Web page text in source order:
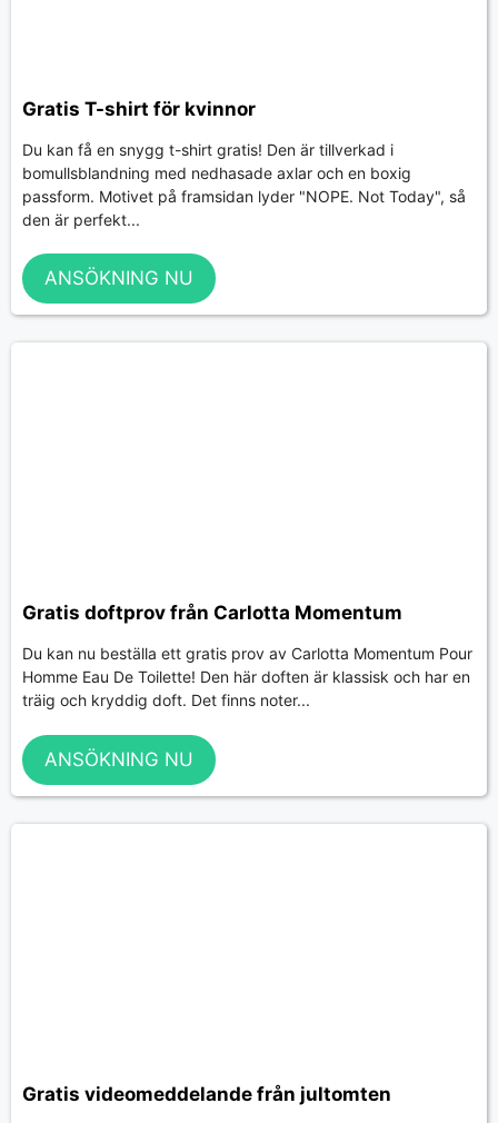
Gratis T-shirt för kvinnor
Du kan få en snygg t-shirt gratis! Den är tillverkad i
bomullsblandning med nedhasade axlar och en boxig
passform. Motivet på framsidan lyder "NOPE. Not Today", så
den är perfekt...
ANSÖKNING NU
Gratis doftprov från Carlotta Momentum
Du kan nu beställa ett gratis prov av Carlotta Momentum Pour
Homme Eau De Toilette! Den här doften är klassisk och har en
träig och kryddig doft. Det finns noter...
ANSÖKNING NU
Gratis videomeddelande från jultomten